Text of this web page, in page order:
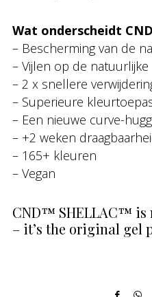
Wat onderscheidt
– Bescherming van de
– Vijlen op de
– 2 x snellere
– Superieure
– Een nieuwe curve-
– +2 weken
– 165+ kleuren
– Vegan
CND™ SHELLAC™ is
– it’s the original gel